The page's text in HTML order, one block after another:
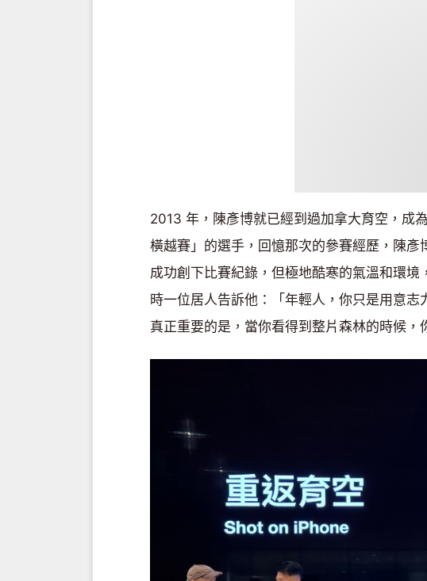
2013 年，陳彥博就已經到過加拿大育空，成
橫越賽」的選手，回憶那次的參賽經歷，陳彥
成功創下比賽紀錄，但極地酷寒的氣溫和環
時一位居人告訴他：「年輕人，你只是用意志
真正重要的是，當你看得到整片森林的時候，